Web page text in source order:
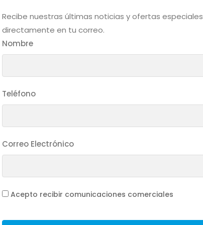
Recibe nuestras últimas noticias y ofertas especiales
directamente en tu correo.
Nombre
Teléfono
Correo Electrónico
Acepto recibir comunicaciones comerciales